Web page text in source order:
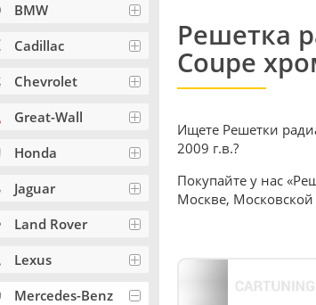
Решетка
Coupe
Ищете Решетки
2009 г.в.?
Покупайте у нас
Москве,
BMW
Cadillac
Chevrolet
Great-Wall
Honda
Jaguar
Land Rover
Lexus
Mercedes-Benz